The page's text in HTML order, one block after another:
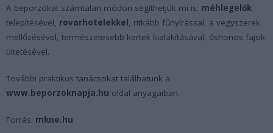
A beporzókat számtalan módon segíthetjük mi is: méhlegelők
telepítésével, rovarhotelekkel, ritkább fűnyírással, a vegyszerek
mellőzésével, természetesebb kertek kialakításával, őshonos fajok
ültetésével.
További praktikus tanácsokat találhatunk a
www.beporzoknapja.hu oldal anyagaiban.
Forrás: mkne.hu